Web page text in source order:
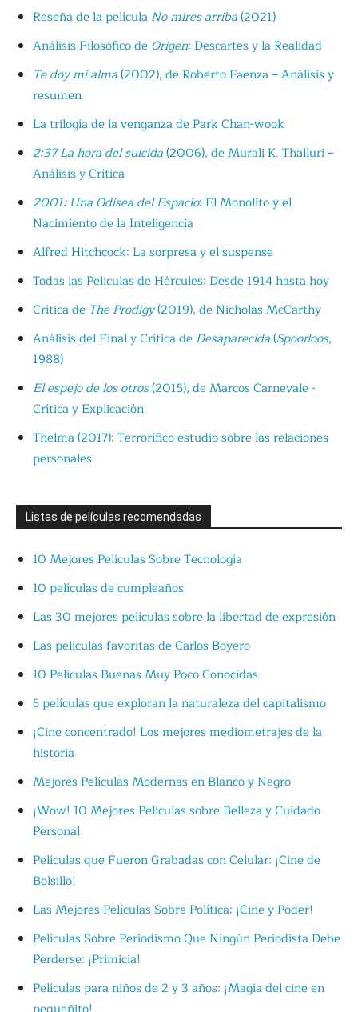
Reseña de la película No mires arriba(2021)
Análisis Filosófico de Origen: Descartes y la Realidad
Te doy mi alma(2002), de Roberto Faenza – Análisis y
resumen
La trilogía de la venganza de Park Chan-wook
2:37 La hora del suicida(2006), de Murali K. Thalluri –
Análisis y Crítica
2001: Una Odisea del Espacio: El Monolito y el
Nacimiento de la Inteligencia
Alfred Hitchcock: La sorpresa y el suspense
Todas las Películas de Hércules: Desde 1914 hasta hoy
Crítica de The Prodigy(2019), de Nicholas McCarthy
Análisis del Final y Crítica de Desaparecida(Spoorloos,
1988)
El espejo de los otros(2015), de Marcos Carnevale -
Crítica y Explicación
Thelma (2017): Terrorífico estudio sobre las relaciones
personales
Listas de películas recomendadas
10 Mejores Películas Sobre Tecnología
10 películas de cumpleaños
Las 30 mejores películas sobre la libertad de expresión
Las películas favoritas de Carlos Boyero
10 Películas Buenas Muy Poco Conocidas
5 películas que exploran la naturaleza del capitalismo
¡Cine concentrado! Los mejores mediometrajes de la
historia
Mejores Películas Modernas en Blanco y Negro
¡Wow! 10 Mejores Películas sobre Belleza y Cuidado
Personal
Películas que Fueron Grabadas con Celular: ¡Cine de
Bolsillo!
Las Mejores Películas Sobre Política: ¡Cine y Poder!
Películas Sobre Periodismo Que Ningún Periodista Debe
Perderse: ¡Primicia!
Películas para niños de 2 y 3 años: ¡Magia del cine en